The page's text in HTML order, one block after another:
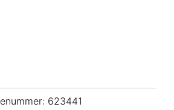
: 623441